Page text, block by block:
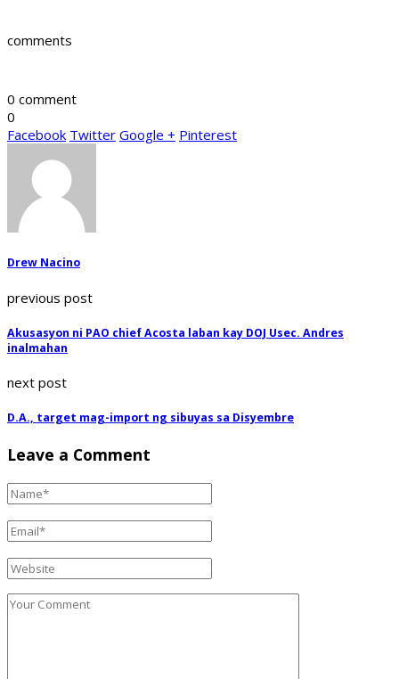
comments
0 comment
0
Facebook Twitter Google + Pinterest
Drew Nacino
previous post
Akusasyon ni PAO chief Acosta laban kay DOJ Usec. Andres
inalmahan
next post
D.A., target mag-import ng sibuyas sa Disyembre
Leave a Comment